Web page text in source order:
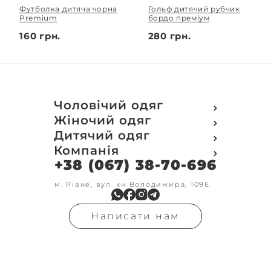
Футболка дитяча чорна
Premium
160 грн.
Гольф дитячий рубчик
бордо преміум
280 грн.
Чоловічий одяг
Футболки
Футболки Polo
Кофти
Світшот
Кенгуру
Кофта з замком
Олімпійки
Флісові кофти
Гольфи
Реглан
Жіночий одяг
Футболки
Поло
Кофти
Світшот
Олімпійки
Кофта на замку
Бомбери
В'язка
Гольфи
Дитячий одяг
Футболки
Кофти
Світшоти
Кенгуру
Кенгуру замок
Костюми
Штани
Шорти
Компанія
Про компанію
Доставка та оплата
Друк на замовлення
Обмін та повернення
Контакти
Умови оформлення
замовлення
+38 (067) 38-70-696
м. Рівне, вул. кн Володимира, 109Е
Написати нам